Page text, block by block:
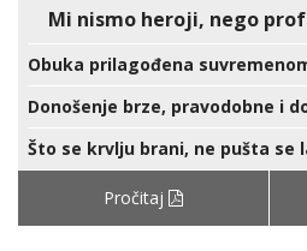
Mi nismo heroji, nego
Obuka prilagođena
Donošenje brze, pravodobne i
Što se krvlju brani, ne pušta se
Pročitaj